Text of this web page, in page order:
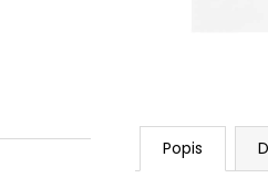
Popis